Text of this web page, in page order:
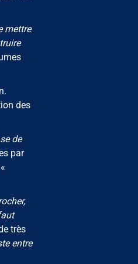
mettre
des
de
par
très
entre